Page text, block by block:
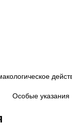
Особые указания